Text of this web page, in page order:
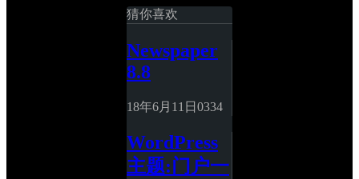
猜你喜欢
Newspaper
8.8
18年6月11日 0334
WordPress
主题:门户一